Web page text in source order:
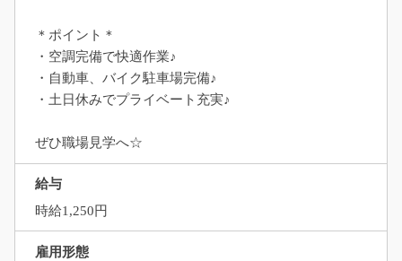
＊ポイント＊
・空調完備で快適作業♪
・自動車、バイク駐車場完備♪
・土日休みでプライベート充実♪
ぜひ職場見学へ☆
給与
時給1,250円
雇用形態